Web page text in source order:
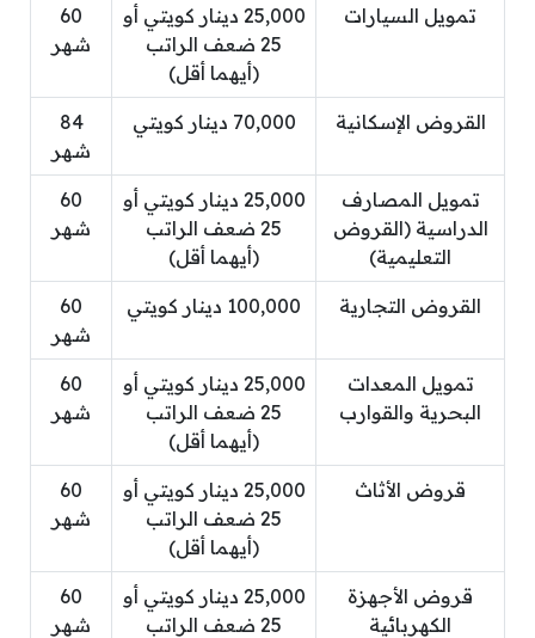
تمويل السيارات
25,000 دينار كويتي أو
25 ضعف الراتب
(أيهما أقل)
60
شهر
القروض الإسكانية 70,000 دينار كويتي
84
شهر
تمويل المصارف
الدراسية (القروض
التعليمية)
25,000 دينار كويتي أو
25 ضعف الراتب
(أيهما أقل)
60
شهر
القروض التجارية 100,000 دينار كويتي
60
شهر
تمويل المعدات
البحرية والقوارب
25,000 دينار كويتي أو
25 ضعف الراتب
(أيهما أقل)
60
شهر
قروض الأثاث
25,000 دينار كويتي أو
25 ضعف الراتب
(أيهما أقل)
60
شهر
قروض الأجهزة
الكهربائية
25,000 دينار كويتي أو
25 ضعف الراتب
60
شهر